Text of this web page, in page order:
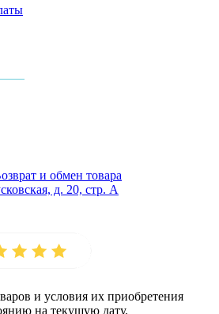
и обмен товара
д. 20, стр. А
и условия их приобретения
на текущую дату.